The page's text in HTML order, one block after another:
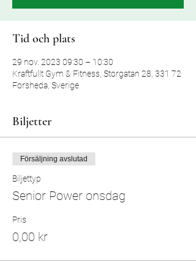
Tid och plats
29 nov. 2023 09:30 – 10:30
Kraftfullt Gym & Fitness, Storgatan 28, 331 72
Forsheda, Sverige
Biljetter
Försäljning avslutad
Biljettyp
Senior Power onsdag
Pris
0,00 kr